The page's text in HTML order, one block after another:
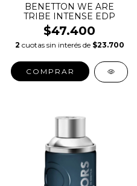
BENETTON WE ARE
TRIBE INTENSE EDP
$47.400
2 cuotas sin interés de $23.700
COMPRAR